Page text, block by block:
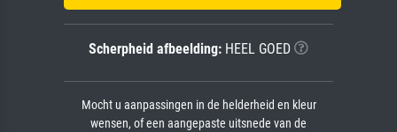
Scherpheid afbeelding: HEEL GOED
Mocht u aanpassingen in de helderheid en kleur
wensen, of een aangepaste uitsnede van de